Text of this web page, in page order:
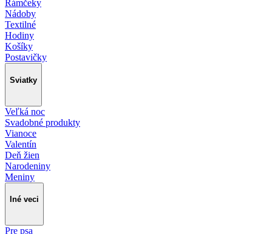
Rámčeky
Nádoby
Textilné
Hodiny
Košíky
Postavičky
Sviatky
Veľká noc
Svadobné produkty
Vianoce
Valentín
Deň žien
Narodeniny
Meniny
Iné veci
Pre psa